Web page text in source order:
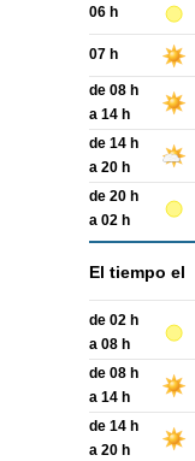
06 h
07 h
de 08 h
a 14 h
de 14 h
a 20 h
de 20 h
a 02 h
El tiempo el
de 02 h
a 08 h
de 08 h
a 14 h
de 14 h
a 20 h